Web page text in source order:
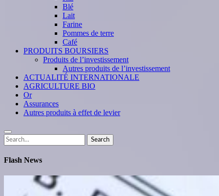
Blé
Lait
Farine
Pommes de terre
Café
PRODUITS BOURSIERS
Produits de l’investissement
Autres produits de l’investissement
ACTUALITÉ INTERNATIONALE
AGRICULTURE BIO
Or
Assurances
Autres produits à effet de levier
Search
for:
Search
Flash News